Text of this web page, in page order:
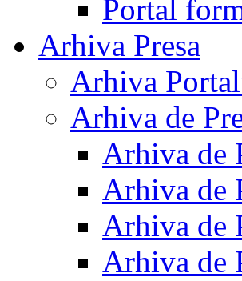
Portal
Arhiva Presa
Arhiva
Arhiva de
Arhiva de
Arhiva de
Arhiva de
Arhiva de